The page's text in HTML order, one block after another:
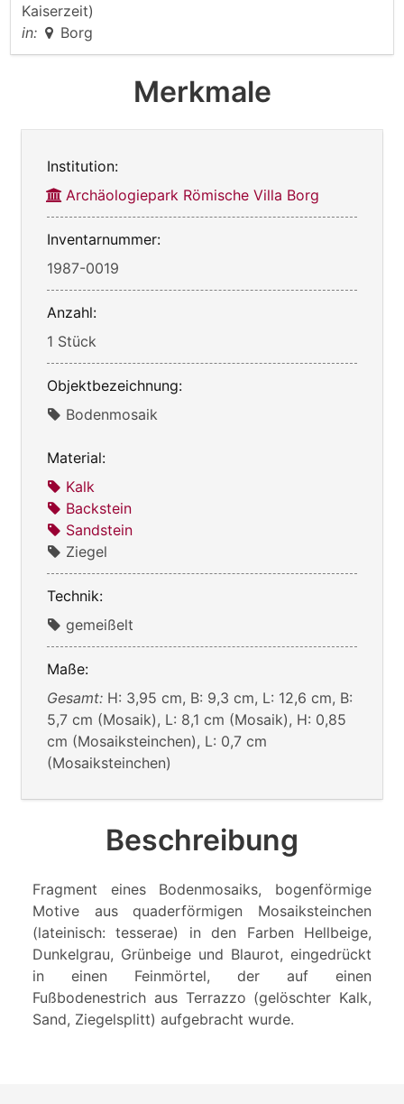
Kaiserzeit)
in:
Borg
Merkmale
Institution:
Archäologiepark Römische Villa Borg
Inventarnummer:
1987-0019
Anzahl:
1 Stück
Objektbezeichnung:
Bodenmosaik
Material:
Kalk
Backstein
Sandstein
Ziegel
Technik:
gemeißelt
Maße:
Gesamt: H: 3,95 cm, B: 9,3 cm, L: 12,6 cm, B:
5,7 cm (Mosaik), L: 8,1 cm (Mosaik), H: 0,85
cm (Mosaiksteinchen), L: 0,7 cm
(Mosaiksteinchen)
Beschreibung
Fragment eines Bodenmosaiks, bogenförmige
Motive aus quaderförmigen Mosaiksteinchen
(lateinisch: tesserae) in den Farben Hellbeige,
Dunkelgrau, Grünbeige und Blaurot, eingedrückt
in einen Feinmörtel, der auf einen
Fußbodenestrich aus Terrazzo (gelöschter Kalk,
Sand, Ziegelsplitt) aufgebracht wurde.